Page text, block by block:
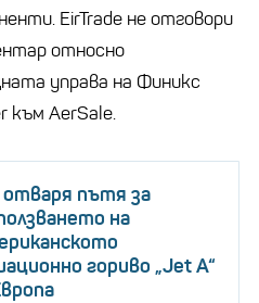
EirTrade не отговори
относно
управа на Финикс
към AerSale.
пътя за
на
гориво „Jet A“